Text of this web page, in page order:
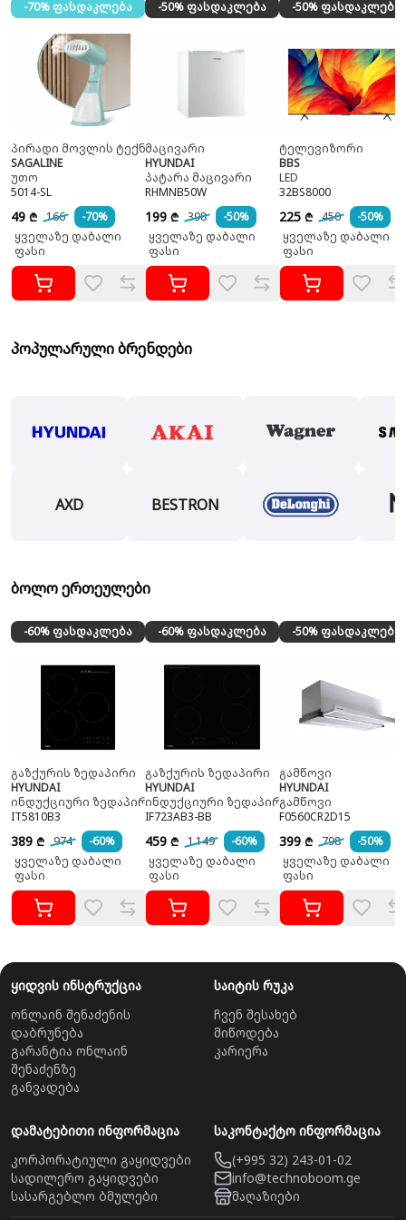
-70% ფასდაკლება
პირადი მოვლის ტექნიკა
SAGALINE
უთო
5014-SL
49 ₾ 166
-70%
ყველაზე დაბალი
ფასი
-50% ფასდაკლება
მაცივარი
HYUNDAI
პატარა მაცივარი
RHMNB50W
199 ₾ 398
-50%
ყველაზე დაბალი
ფასი
-50% ფასდაკლება
ტელევიზორი
BBS
LED
32BS8000
225 ₾ 450
-50%
ყველაზე დაბალი
ფასი
პოპულარული ბრენდები
AXD BESTRON
ბოლო ერთეულები
-60% ფასდაკლება
გაზქურის ზედაპირი
HYUNDAI
ინდუქციური ზედაპირი
IT5810B3
389 ₾ 974
-60%
ყველაზე დაბალი
ფასი
-60% ფასდაკლება
გაზქურის ზედაპირი
HYUNDAI
ინდუქციური ზედაპირი
IF723AB3-BB
459 ₾ 1 149
-60%
ყველაზე დაბალი
ფასი
-50% ფასდაკლება
გამწოვი
HYUNDAI
გამწოვი
F0560CR2D15
399 ₾ 798
-50%
ყველაზე დაბალი
ფასი
ყიდვის ინსტრუქცია
ონლაინ შენაძენის
დაბრუნება
გარანტია ონლაინ
შენაძენზე
განვადება
საიტის რუკა
ჩვენ შესახებ
მიწოდება
კარიერა
დამატებითი ინფორმაცია
კორპორატიული გაყიდვები
სადილერო გაყიდვები
სასარგებლო ბმულები
საკონტაქტო ინფორმაცია
(+995 32) 243-01-02
info@technoboom.ge
მაღაზიები